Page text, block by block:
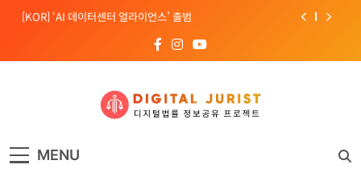
Skip[KOR] ‘AI 데이터센터 얼라이언스’ 출범
[EU] 틱톡의 아동 보호 미흡 관련 예비 조사결과 발표
[Russia] 텔레그램 설립자 파벨 두로프 기소
[KOR] ‘AI 데이터센터 얼라이언스’ 출범
MENU